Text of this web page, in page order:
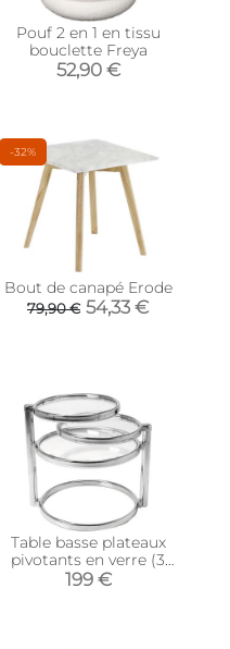
Pouf 2 en 1 en tissu
bouclette Freya
52,90 €
-32%
Bout de canapé Erode
79,90 € 54,33 €
Table basse plateaux
pivotants en verre (3
plateaux)
199 €